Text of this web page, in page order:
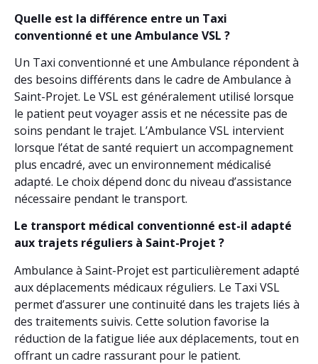
Quelle est la différence entre un Taxi
conventionné et une Ambulance VSL ?
Un Taxi conventionné et une Ambulance répondent à
des besoins différents dans le cadre de Ambulance à
Saint-Projet. Le VSL est généralement utilisé lorsque
le patient peut voyager assis et ne nécessite pas de
soins pendant le trajet. L’Ambulance VSL intervient
lorsque l’état de santé requiert un accompagnement
plus encadré, avec un environnement médicalisé
adapté. Le choix dépend donc du niveau d’assistance
nécessaire pendant le transport.
Le transport médical conventionné est-il adapté
aux trajets réguliers à Saint-Projet ?
Ambulance à Saint-Projet est particulièrement adapté
aux déplacements médicaux réguliers. Le Taxi VSL
permet d’assurer une continuité dans les trajets liés à
des traitements suivis. Cette solution favorise la
réduction de la fatigue liée aux déplacements, tout en
offrant un cadre rassurant pour le patient.